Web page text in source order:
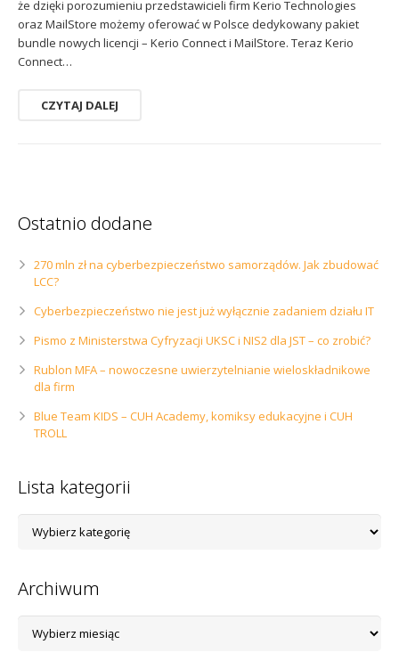
że dzięki porozumieniu przedstawicieli firm Kerio Technologies
oraz MailStore możemy oferować w Polsce dedykowany pakiet
bundle nowych licencji – Kerio Connect i MailStore. Teraz Kerio
Connect…
CZYTAJ DALEJ
Ostatnio dodane
270 mln zł na cyberbezpieczeństwo samorządów. Jak zbudować
LCC?
Cyberbezpieczeństwo nie jest już wyłącznie zadaniem działu IT
Pismo z Ministerstwa Cyfryzacji UKSC i NIS2 dla JST – co zrobić?
Rublon MFA – nowoczesne uwierzytelnianie wieloskładnikowe
dla firm
Blue Team KIDS – CUH Academy, komiksy edukacyjne i CUH
TROLL
Lista kategorii
kategorii
Archiwum